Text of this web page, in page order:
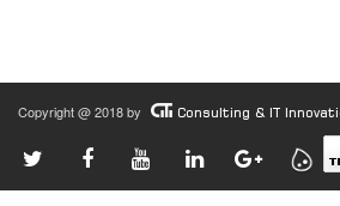
Copyright @ 2018 by Consulting & IT